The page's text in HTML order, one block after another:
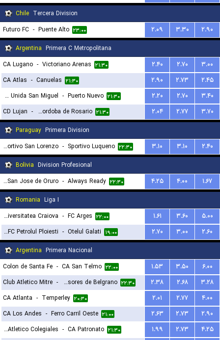
Chile Tercera Division
Futuro FC - Puente Alto ۲۳:۰۰ ۲.۰۹ ۳.۳۰
۲.۹۰
Argentina Primera C Metropolitana
CA Lugano - Victoriano Arenas ۲۱:۳۰ ۲.۴۰ ۲.۷۰
۳.۰۰
CA Atlas - Canuelas ۲۱:۳۰ ۲.۹۰ ۲.۷۳
۲.۴۵
Juventud Unida San Miguel
- Puerto Nuevo ۲۱:۳۰ ۲.۲۰ ۲.۷۰
۳.۴۰
CD Lujan - Central Cordoba de Rosario ۲۱:۳۰ ۲.۰۴ ۲.۷۷
۳.۷۰
Paraguay Primera Division
Sportivo San Lorenzo
- Sportivo Luqueno ۲۲:۳۰ ۳.۱۰ ۳.۱۰
۲.۴۰
Bolivia Division Profesional
GV Club Deportivo San Jose de Oruro
- Always Ready ۲۲:۳۰ ۴.۲۵ ۴.۰۰
۱.۶۷
Romania Liga I
Universitatea Craiova
- FC Arges ۲۲:۰۰ ۱.۶۱ ۳.۶۰
۵.۰۰
SC FC Petrolul Ploiesti
- Otelul Galati ۱۹:۰۰ ۲.۷۰ ۳.۰۰
۲.۶۰
Argentina Primera Nacional
Colon de Santa Fe - CA San Telmo ۲۲:۰۰ ۱.۵۳ ۳.۵۰
۶.۰۰
Club Atletico Mitre - CA Defensores de Belgrano ۲۲:۳۰ ۲.۳۸ ۲.۶۸
۳.۲۸
CA Atlanta - Temperley ۲۰:۳۰ ۲.۰۱ ۲.۷۷
۴.۰۰
CA Los Andes - Ferro Carril Oeste ۲۱:۰۰ ۲.۶۳ ۲.۷۳
۲.۹۰
Club Atletico Colegiales
- CA Patronato ۲۱:۳۰ ۱.۹۹ ۲.۷۳ ۴.۲۵